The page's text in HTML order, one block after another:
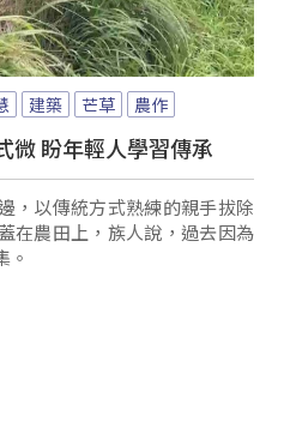
建築 芒草 農作
微 盼年輕人學習傳承
，以傳統方式熟練的親手拔除
在農田上，族人說，過去因為
。